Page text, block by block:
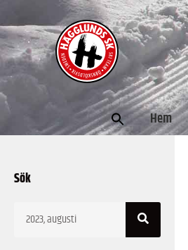
Sök
efter: Hem
Sök